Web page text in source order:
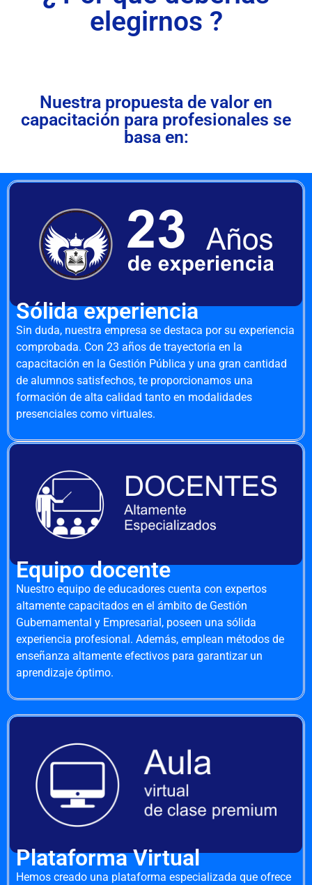
elegirnos ?
Nuestra propuesta de valor en
capacitación para profesionales se
basa en:
Sólida experiencia
Sin duda, nuestra empresa se destaca por su experiencia
comprobada. Con 23 años de trayectoria en la
capacitación en la Gestión Pública y una gran cantidad
de alumnos satisfechos, te proporcionamos una
formación de alta calidad tanto en modalidades
presenciales como virtuales.
Equipo docente
Nuestro equipo de educadores cuenta con expertos
altamente capacitados en el ámbito de Gestión
Gubernamental y Empresarial, poseen una sólida
experiencia profesional. Además, emplean métodos de
enseñanza altamente efectivos para garantizar un
aprendizaje óptimo.
Plataforma Virtual
Hemos creado una plataforma especializada que ofrece